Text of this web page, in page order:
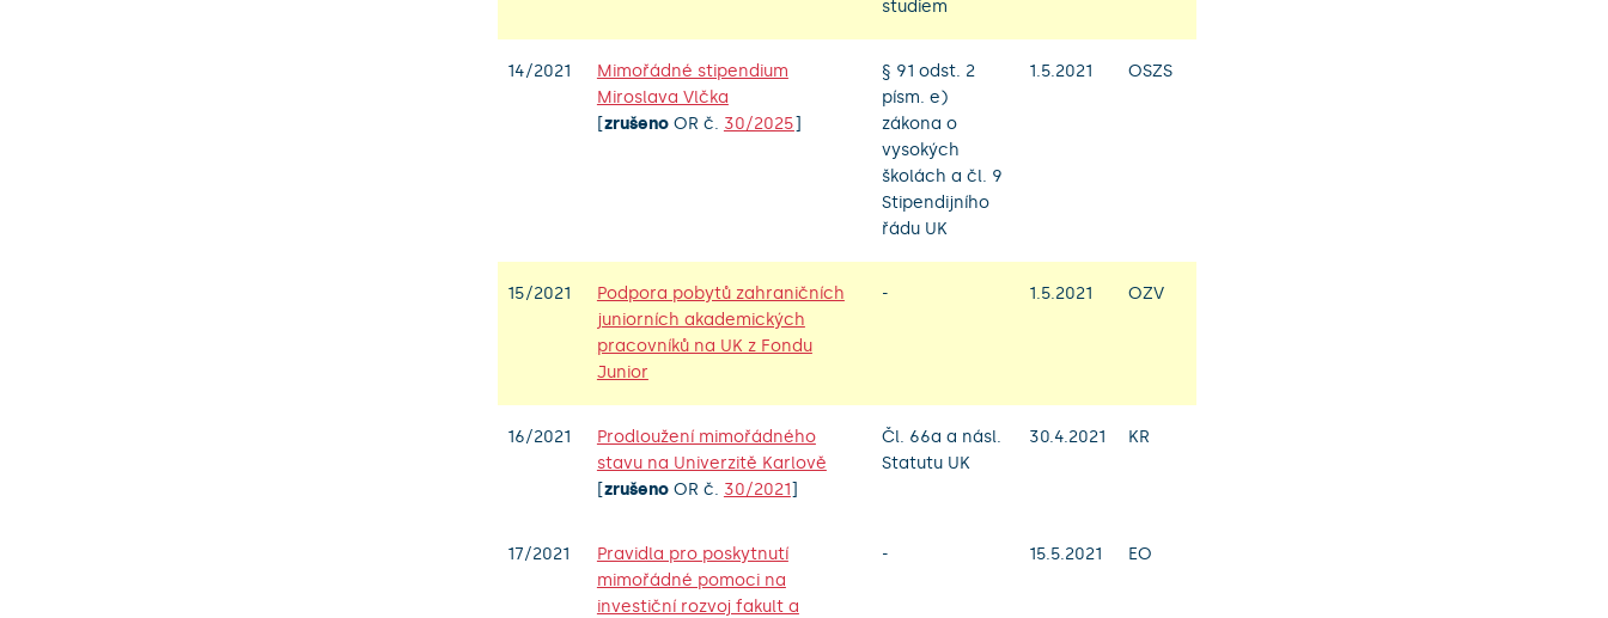
studiem
14/2021
Mimořádné stipendium
Miroslava Vlčka
[zrušenoOR č. 30/2025]
§ 91 odst. 2
písm. e)
zákona o
vysokých
školách a čl. 9
Stipendijního
řádu UK
1.5.2021 OSZS
15/2021
Podpora pobytů zahraničních
juniorních akademických
pracovníků na UK z Fondu
Junior
- 1.5.2021 OZV
16/2021
Prodloužení mimořádného
stavu na Univerzitě Karlově
[zrušenoOR č. 30/2021]
Čl. 66a a násl.
Statutu UK
30.4.2021 KR
17/2021
Pravidla pro poskytnutí
mimořádné pomoci na
investiční rozvoj fakult a
- 15.5.2021 EO